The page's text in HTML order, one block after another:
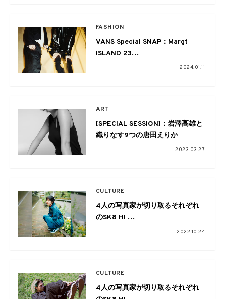
FASHION
VANS Special SNAP：Margt
ISLAND 23
TENDOUJI、mesoism、UCARY
こなす
2024.01.11
ART
[SPECIAL SESSION]：岩澤高雄と
織りなす9つの唐田えりか
2023.03.27
CULTURE
4人の写真家が切り取るそれぞれ
のSK8 HI
2022.10.24
CULTURE
4人の写真家が切り取るそれぞれ